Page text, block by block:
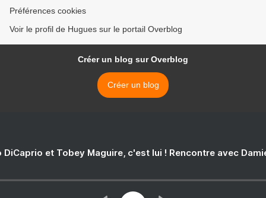
Préférences cookies
Voir le profil de Hugues sur le portail Overblog
Créer un blog sur Overblog
Créer un blog
DiCaprio et Tobey Maguire, c'est lui ! Rencontre avec